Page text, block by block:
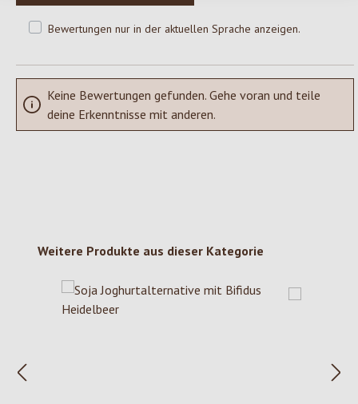
Bewertungen nur in der aktuellen Sprache anzeigen.
Keine Bewertungen gefunden. Gehe voran und teile
deine Erkenntnisse mit anderen.
Produktgalerie überspringen
Weitere Produkte aus dieser Kategorie